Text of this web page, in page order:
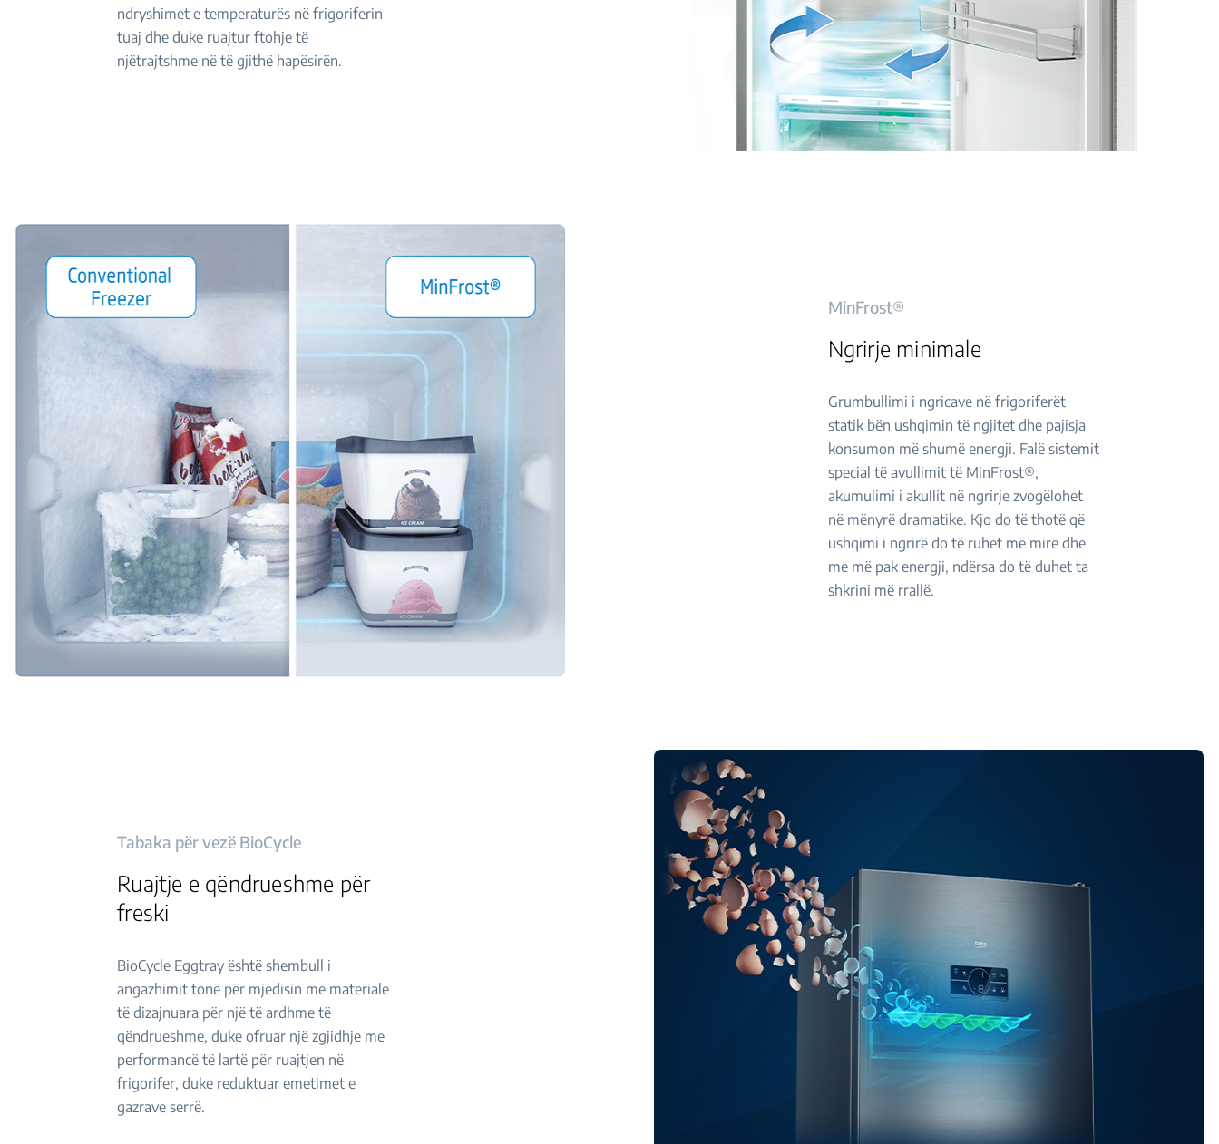
ndryshimet e temperaturës në frigoriferin
tuaj dhe duke ruajtur ftohje të
njëtrajtshme në të gjithë hapësirën.
MinFrost®
Ngrirje minimale
Grumbullimi i ngricave në frigoriferët
statik bën ushqimin të ngjitet dhe pajisja
konsumon më shumë energji. Falë sistemit
special të avullimit të MinFrost®,
akumulimi i akullit në ngrirje zvogëlohet
në mënyrë dramatike. Kjo do të thotë që
ushqimi i ngrirë do të ruhet më mirë dhe
me më pak energji, ndërsa do të duhet ta
shkrini më rrallë.
Tabaka për vezë BioCycle
Ruajtje e qëndrueshme për
freski
BioCycle Eggtray është shembull i
angazhimit tonë për mjedisin me materiale
të dizajnuara për një të ardhme të
qëndrueshme, duke ofruar një zgjidhje me
performancë të lartë për ruajtjen në
frigorifer, duke reduktuar emetimet e
gazrave serrë.